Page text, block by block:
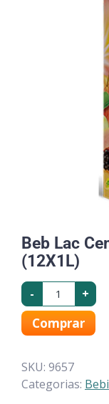
Beb Lac
(12X1L)
- +
Comprar
SKU: 9657
Categorias: